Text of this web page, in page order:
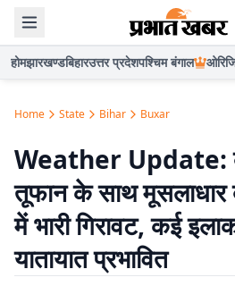
होमझारखण्डबिहारउत्तर प्रदेशपश्चिम बंगाल
Home State Bihar Buxar
Weather Update:
तूफान के साथ मूसलाधार
में भारी गिरावट, कई
यातायात प्रभावित